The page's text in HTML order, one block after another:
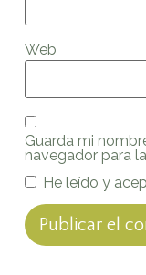
Web
Guarda mi
navegador para
He leído y